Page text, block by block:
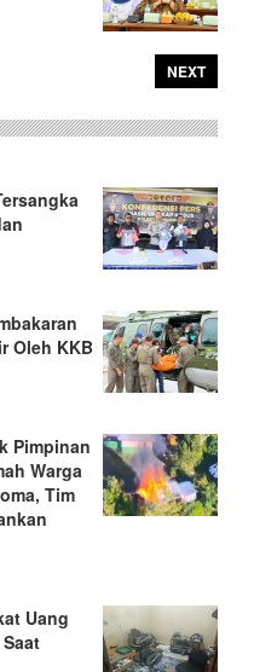
NEXT
Oleh KKB
Pimpinan
Warga
Tim
Uang